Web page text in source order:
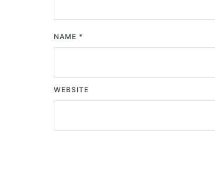
NAME *
WEBSITE